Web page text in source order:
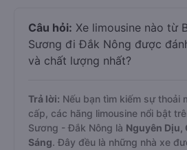
Câu hỏi: Xe limousine nào từ
Sương đi Đắk Nông được
và chất lượng nhất?
Trả lời: Nếu bạn tìm kiếm sự thoải
cấp, các hãng limousine nổi bật
Sương - Đắk Nông là Nguyên Dịu,
Sáng. Đây đều là những nhà xe